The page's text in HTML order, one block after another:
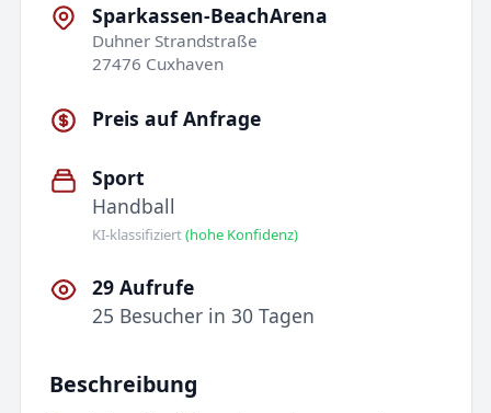
Sparkassen-BeachArena
Duhner Strandstraße
27476 Cuxhaven
Preis auf Anfrage
Sport
Handball
KI-klassifiziert(hohe Konfidenz)
29 Aufrufe
25 Besucher in 30 Tagen
Beschreibung